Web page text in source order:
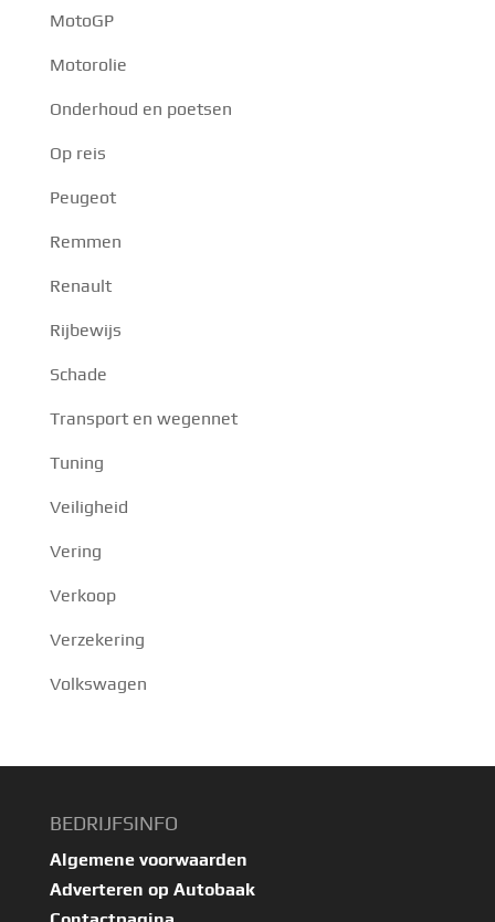
MotoGP
Motorolie
Onderhoud en poetsen
Op reis
Peugeot
Remmen
Renault
Rijbewijs
Schade
Transport en wegennet
Tuning
Veiligheid
Vering
Verkoop
Verzekering
Volkswagen
BEDRIJFSINFO
Algemene voorwaarden
Adverteren op Autobaak